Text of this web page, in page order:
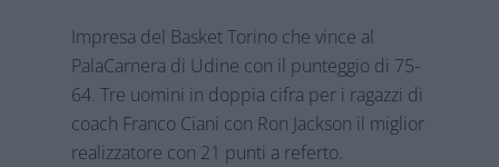
Impresa del Basket Torino che vince al
PalaCarnera di Udine con il punteggio di 75-
64. Tre uomini in doppia cifra per i ragazzi di
coach Franco Ciani con Ron Jackson il miglior
realizzatore con 21 punti a referto.